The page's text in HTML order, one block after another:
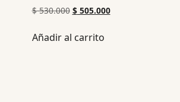
$530.000 $505.000
Añadir al carrito